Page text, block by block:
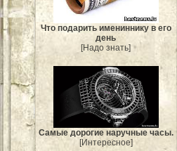
Что подарить имениннику в его
день
[Надо знать]
Самые дорогие наручные часы.
[Интересное]